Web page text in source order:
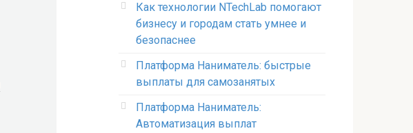
Как технологии NTechLab помогают
бизнесу и городам стать умнее и
безопаснее
Платформа Наниматель: быстрые
выплаты для самозанятых
Платформа Наниматель:
Автоматизация выплат